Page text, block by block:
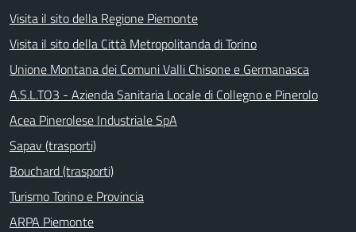
Visita il sito della Regione Piemonte
Visita il sito della Città Metropolitanda di Torino
Unione Montana dei Comuni Valli Chisone e Germanasca
A.S.L.TO3 - Azienda Sanitaria Locale di Collegno e Pinerolo
Acea Pinerolese Industriale SpA
Sapav (trasporti)
Bouchard (trasporti)
Turismo Torino e Provincia
ARPA Piemonte